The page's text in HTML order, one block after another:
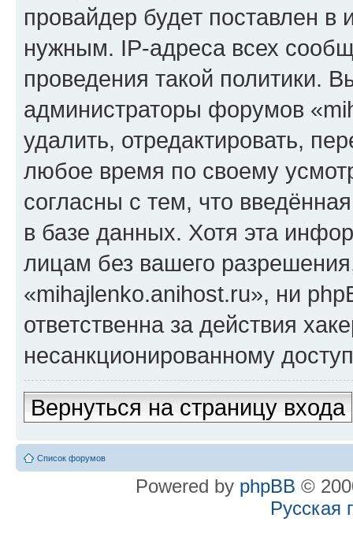
провайдер будет поставлен в
нужным. IP-адреса всех
проведения такой политики.
администраторы форумов
удалить, отредактировать,
любое время по своему
согласны с тем, что
в базе данных. Хотя эта
лицам без вашего
«mihajlenko.anihost.ru», ни
ответственна за действия
несанкционированному
Вернуться на страницу входа
Список форумов
Powered by phpBB ©
Русская